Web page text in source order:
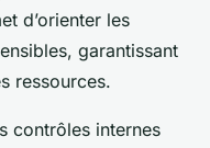
d’orienter les
garantissant
ressources.
contrôles internes